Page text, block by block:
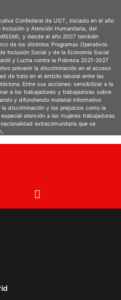
Confederal de UGT, iniciado en el año
y Atención Humanitaria, del
y desde el año 2007 también
de los distintos Programas Operativos
Inclusión Social y de la Economía Social
y Lucha contra la Pobreza 2021-2027
prevenir la discriminación en el acceso
de trato en el ámbito laboral entre las
Entre sus acciones: sensibilizar a la
a los trabajadores y trabajadoras sobre
y difundiendo material informativo
discriminación y los prejuicios como la
atención a las mujeres trabajadoras
extracomunitaria que se